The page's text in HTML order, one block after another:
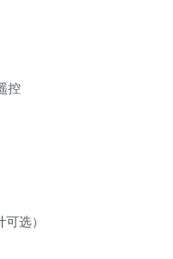
控
选）